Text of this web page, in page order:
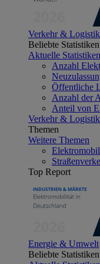
Verkehr & Logistik
Beliebte Statistiken
Aktuelle Statistiken
Anzahl
Öffentliche
Anzahl der
Anteil von
Verkehr & Logistik
Themen
Weitere Themen
Top Report
Energie & Umwelt
Beliebte Statistiken